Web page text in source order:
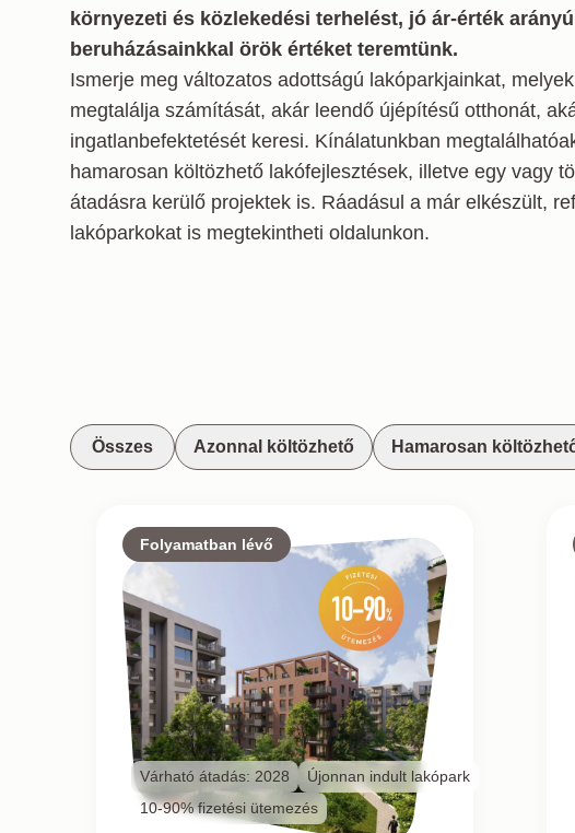
környezeti és közlekedési terhelést, jó ár-érték arányú
beruházásainkkal örök értéket teremtünk.
Ismerje meg változatos adottságú lakóparkjainkat, melyek
megtalálja számítását, akár leendő újépítésű otthonát,
ingatlanbefektetését keresi. Kínálatunkban
hamarosan költözhető lakófejlesztések, illetve egy vagy
átadásra kerülő projektek is. Ráadásul a már elkészült,
lakóparkokat is megtekintheti oldalunkon.
Összes Azonnal költözhető Hamarosan
Folyamatban lévő
Várható átadás: 2028
Újonnan indult lakópark
10-90% fizetési ütemezés